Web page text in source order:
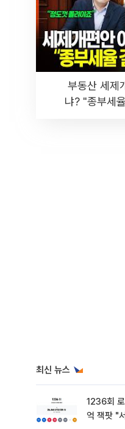
부동산 세제
냐? "종부세
최신 뉴스
1236회
억 잭팟 "